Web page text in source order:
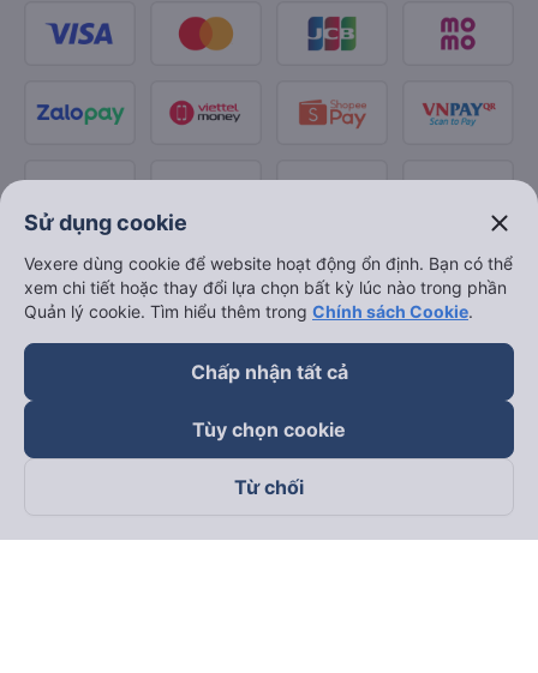
Theo dõi chúng tôi trên
Sử dụng cookie close
Vexere dùng cookie để website hoạt động ổn định. Bạn có thể
xem chi tiết hoặc thay đổi lựa chọn bất kỳ lúc nào trong phần
Quản lý cookie. Tìm hiểu thêm trong Chính sách Cookie.
Chấp nhận tất cả
Tùy chọn cookie
Từ chối